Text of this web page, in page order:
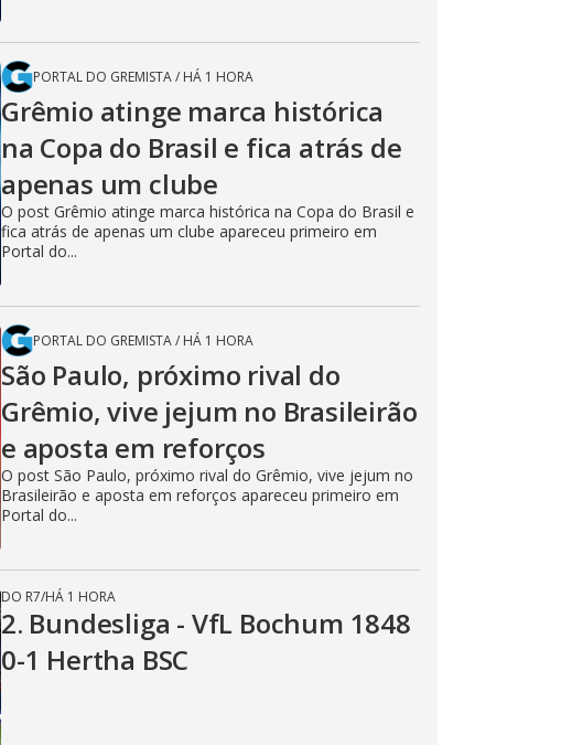
PORTAL DO GREMISTA/ HÁ 1 HORA
Grêmio atinge marca histórica
na Copa do Brasil e fica atrás de
apenas um clube
O post Grêmio atinge marca histórica na Copa do Brasil e
fica atrás de apenas um clube apareceu primeiro em
Portal do...
PORTAL DO GREMISTA/ HÁ 1 HORA
São Paulo, próximo rival do
Grêmio, vive jejum no Brasileirão
e aposta em reforços
O post São Paulo, próximo rival do Grêmio, vive jejum no
Brasileirão e aposta em reforços apareceu primeiro em
Portal do...
DO R7/HÁ 1 HORA
2. Bundesliga - VfL Bochum 1848
0-1 Hertha BSC